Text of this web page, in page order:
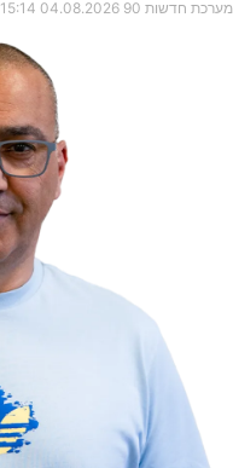
מערכת חדשות 90 04.08.2026
15:14